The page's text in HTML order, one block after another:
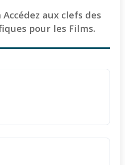
aux clefs des
pour les Films.